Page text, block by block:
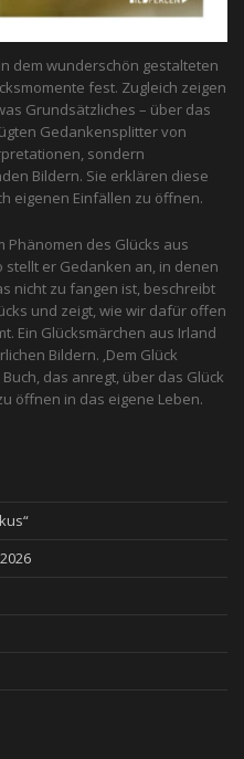
dem wunderschön gestalteten
fest. Zugleich zeigen
Grundsätzliches – über das
Gedankensplitter von
sondern
Bildern. Sie erklären diese
eigenen Einfällen zu öffnen.
Phänomen des Glücks aus
er Gedanken an, in denen
nicht zu fangen ist, beschreibt
und zeigt, wie wir dafür offen
Ein Glücksmärchen aus Irland
Bildern. ‚Dem Glück
das anregt, über das Glück
öffnen in das eigene Leben.